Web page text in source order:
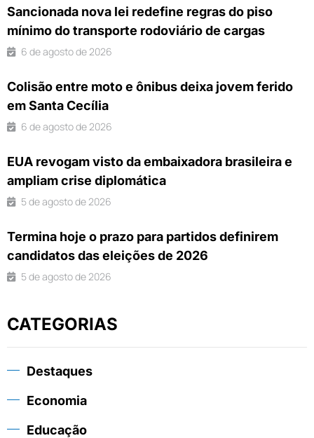
Sancionada nova lei redefine regras do piso
mínimo do transporte rodoviário de cargas
6 de agosto de 2026
Colisão entre moto e ônibus deixa jovem ferido
em Santa Cecília
6 de agosto de 2026
EUA revogam visto da embaixadora brasileira e
ampliam crise diplomática
5 de agosto de 2026
Termina hoje o prazo para partidos definirem
candidatos das eleições de 2026
5 de agosto de 2026
CATEGORIAS
Destaques
Economia
Educação